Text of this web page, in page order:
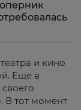
и кино
Еще в
В тот момент